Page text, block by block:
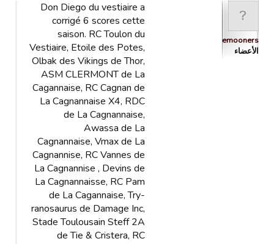
Bluemooners
الأعضاء
Don Diego du vestiaire a
corrigé 6 scores cette
saison. RC Toulon du
Vestiaire, Etoile des Potes,
Olbak des Vikings de Thor,
ASM CLERMONT de La
Cagannaise, RC Cagnan de
La Cagnannaise X4, RDC
de La Cagnannaise,
Awassa de La
Cagnannaise, Vmax de La
Cagnannise, RC Vannes de
La Cagnannise , Devins de
La Cagnannaisse, RC Pam
de La Cagannaise, Try-
ranosaurus de Damage Inc,
Stade Toulousain Steff 2A
de Tie & Cristera, RC